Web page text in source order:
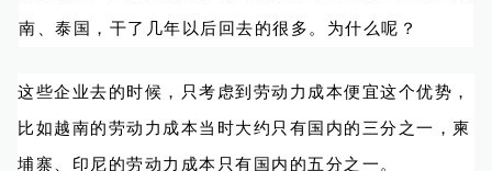
南、泰国，干了几年以后回去的很多。为什么呢？
这些企业去的时候，只考虑到劳动力成本便宜这个优势，
比如越南的劳动力成本当时大约只有国内的三分之一，柬
埔寨、印尼的劳动力成本只有国内的五分之一。